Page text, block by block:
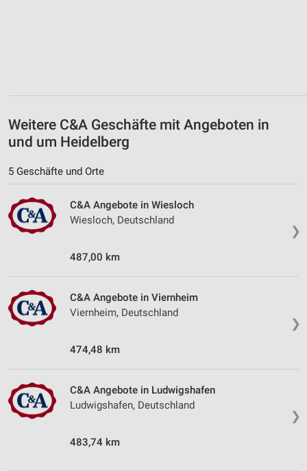
Weitere C&A Geschäfte mit Angeboten in
und um Heidelberg
5 Geschäfte und Orte
❯
C&A Angebote in Wiesloch
Wiesloch, Deutschland
487,00 km
❯
C&A Angebote in Viernheim
Viernheim, Deutschland
474,48 km
❯
C&A Angebote in Ludwigshafen
Ludwigshafen, Deutschland
483,74 km